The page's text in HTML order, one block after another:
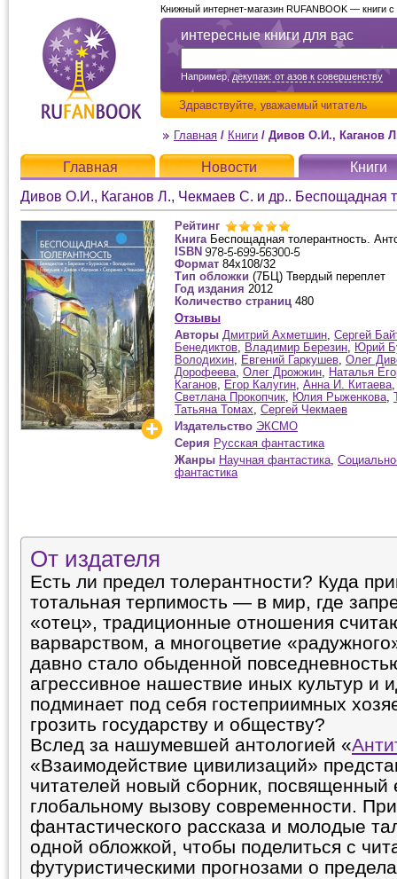
интересные книги для вас
Например,декупаж: от азов к совершенству
Здравствуйте, уважаемый читатель
Книжный интернет-магазин RUFANBOOK — книги
Главная / Книги / Дивов О.И., Каганов Л.,
Главная Новости
Книги
Дивов О.И., Каганов Л., Чекмаев С. и др.. Беспощадная
Рейтинг
Книга Беспощадная толерантность.
ISBN
Формат 84x108/32
Тип обложки (7БЦ) Твердый переплет
Год издания 2012
Количество страниц 480
Отзывы
Авторы Дмитрий Ахметшин, Сергей
Бенедиктов, Владимир Березин, Юрий
Володихин, Евгений Гаркушев, Олег
Дорофеева, Олег Дрожжин, Наталья
Каганов, Егор Калугин, Анна И. Китаева
Светлана Прокопчик, Юлия Рыженкова,
Татьяна Томах, Сергей Чекмаев
Издательство ЭКСМО
Серия Русская фантастика
Жанры Научная фантастика,
фантастика
От издателя
Есть ли предел толерантности? Куда
тотальная терпимость — в мир, где
«отец», традиционные отношения
варварством, а многоцветие
давно стало обыденной
агрессивное нашествие иных культур и
подминает под себя гостеприимных
грозить государству и обществу?
Вслед за нашумевшей антологией «
«Взаимодействие цивилизаций»
читателей новый сборник,
глобальному вызову современности.
фантастического рассказа и молодые
одной обложкой, чтобы поделиться с
футуристическими прогнозами о